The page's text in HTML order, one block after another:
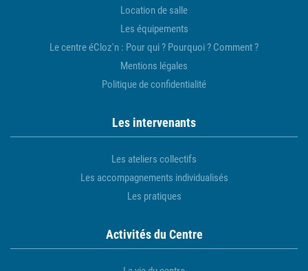
Location de salle
Les équipements
Le centre éCloz'n : Pour qui ? Pourquoi ? Comment ?
Mentions légales
Politique de confidentialité
Les intervenants
Les ateliers collectifs
Les accompagnements individualisés
Les pratiques
Activités du Centre